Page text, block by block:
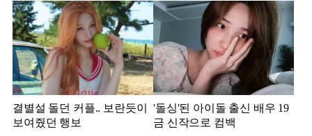
결별설 돌던 커플.. 보란듯이
보여줬던 행보
'돌싱'된 아이돌 출신 배우 19
금 신작으로 컴백